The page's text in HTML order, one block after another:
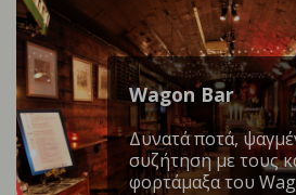
Wagon Βar
Δυνατά ποτά,
συζήτηση με τους
φορτάμαξα του